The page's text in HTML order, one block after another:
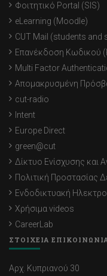
Φοιτητικό Portal (SIS)
eLearning (Moodle)
CUT Mail (students and
Επανέκδοση Κωδικού
Multi Factor
Απομακρυσμένη
cut-radio
Intent
Europe Direct
green@cut
Δίκτυο Ενίσχυσης και
Πολιτική Προστασίας
Ενδοδικτυακή
Χρήσιμα videos
CareerLab
ΣΤΟΙΧΕΙΑ
Αρχ. Κυπριανού 30